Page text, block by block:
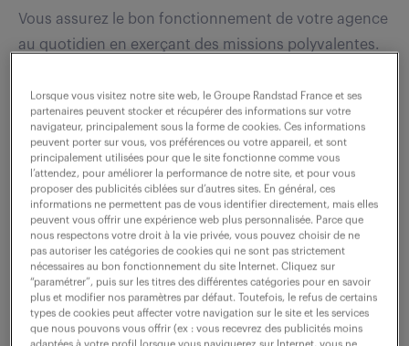
Vous assurez le bon fonctionnement de votre agence
au quotidien en exerçant des missions polyvalentes.
questions des prospects et clients en...
voir l'offre
commercial (f/h)
13 mai 2026
Orleans (45) CDD
12 mois
Lorsque vous visitez notre site web, le Groupe Randstad France et ses
partenaires peuvent stocker et récupérer des informations sur votre
navigateur, principalement sous la forme de cookies. Ces informations
peuvent porter sur vous, vos préférences ou votre appareil, et sont
principalement utilisées pour que le site fonctionne comme vous
l’attendez, pour améliorer la performance de notre site, et pour vous
proposer des publicités ciblées sur d’autres sites. En général, ces
informations ne permettent pas de vous identifier directement, mais elles
peuvent vous offrir une expérience web plus personnalisée. Parce que
nous respectons votre droit à la vie privée, vous pouvez choisir de ne
pas autoriser les catégories de cookies qui ne sont pas strictement
nécessaires au bon fonctionnement du site Internet. Cliquez sur
“paramétrer”, puis sur les titres des différentes catégories pour en savoir
plus et modifier nos paramètres par défaut. Toutefois, le refus de certains
types de cookies peut affecter votre navigation sur le site et les services
que nous pouvons vous offrir (ex : vous recevrez des publicités moins